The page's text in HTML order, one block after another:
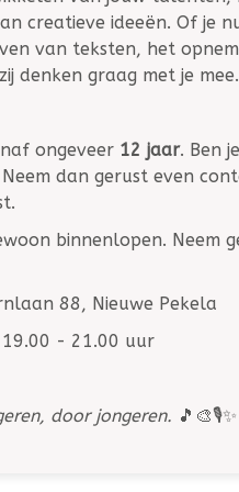
creatieve ideeën. Of je
van teksten, het
denken graag met je mee.
ongeveer 12 jaar. Ben
dan gerust even
binnenlopen. Neem
88, Nieuwe Pekela
- 21.00 uur
door jongeren. 🎵🎨🎙️✨